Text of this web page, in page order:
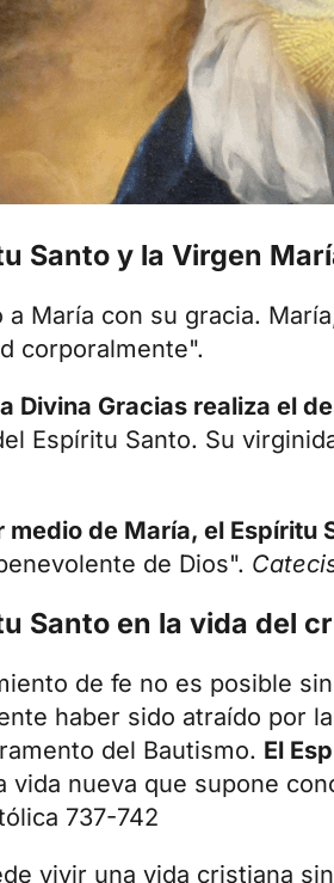
Santo y la Virgen
a María con su gracia.
corporalmente".
Divina Gracias realiza el
Espíritu Santo. Su
medio de María, el Espíritu
de Dios".
Santo en la vida del
de fe no es posible
haber sido atraído por
del Bautismo. El
vida nueva que supone
737-742
vivir una vida cristiana